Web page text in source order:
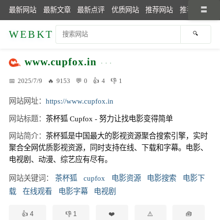
最新网站 最新文章 最新点评 优质网站 推荐网站 推荐文章
WEBKT
www.cupfox.in
2025/7/9 9153 0 4 1
网站网址 https://www.cupfox.in
网站标题 茶杯狐 Cupfox - 努力让找电影变得简单
网站简介
茶杯狐是中国最大的影视资源聚合搜索引擎，实时
聚合全网优质影视资源，同时支持在线、下载和字幕。电影、
电视剧、动漫、综艺应有尽有。
网站关键词 茶杯狐 cupfox 电影资源 电影搜索
电影下
载
在线观看 电影字幕 电视剧
4 1 🧰